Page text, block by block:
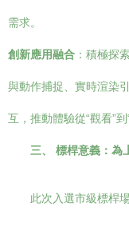
需求。
創新應用融合 ：積極探
與動作捕捉、實時渲染
互，推動體驗從“觀看”到
三、 標桿意義：為
此次入選市級標桿